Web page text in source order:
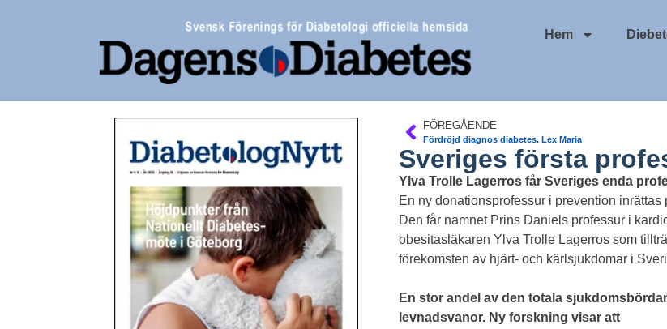
Hem
FÖREGÅENDE
Fördröjd diagnos diabetes. Lex Maria
Sveriges första
Ylva Trolle Lagerros får Sveriges enda
En ny donationsprofessur i prevention inrättas
Den får namnet Prins Daniels professur i
obesitasläkaren Ylva Trolle Lagerros som
förekomsten av hjärt- och kärlsjukdomar i
En stor andel av den totala
levnadsvanor. Ny forskning visar att